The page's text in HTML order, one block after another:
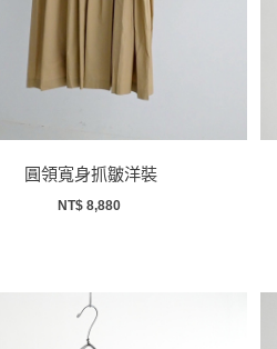
圓領寬身抓皺洋裝
NT$ 8,880